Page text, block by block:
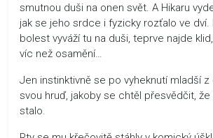
smutnou duši na onen svět. A Hikaru
jak se jeho srdce i fyzicky rozťalo ve dví.
bolest vyváží tu na duši, teprve najde
víc než osamění…
Jen instinktivně se po vyheknutí mladší
svou hruď, jakoby se chtěl přesvědčit,
stalo.